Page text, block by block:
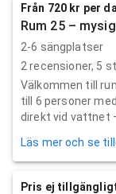
Från 720 kr per
Rum 25 –
2-6 sängplatser
2 recensioner, 5
Välkommen till
till 6 personer
direkt vid vattnet –
Läs mer och se
Pris ej